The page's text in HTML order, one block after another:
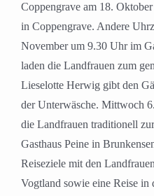
Coppengrave am 18.
in Coppengrave. Andere
November um 9.30 Uhr im
laden die Landfrauen zum
Lieselotte Herwig gibt den
der Unterwäsche. Mittwoch
die Landfrauen traditionell
Gasthaus Peine in
Reiseziele mit den
Vogtland sowie eine Reise in